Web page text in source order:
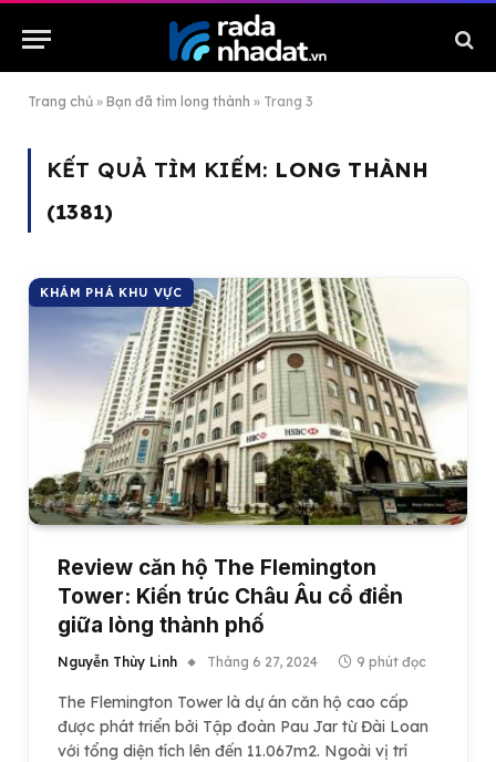
Trang chủ » Bạn đã tìm long thành » Trang 3
KẾT QUẢ TÌM KIẾM: LONG THÀNH
(1381)
KHÁM PHÁ KHU VỰC
Review căn hộ The Flemington
Tower: Kiến trúc Châu Âu cổ điển
giữa lòng thành phố
Nguyễn Thùy Linh Tháng 6 27, 2024 9 phút đọc
The Flemington Tower là dự án căn hộ cao cấp
được phát triển bởi Tập đoàn Pau Jar từ Đài Loan
với tổng diện tích lên đến 11.067m2. Ngoài vị trí